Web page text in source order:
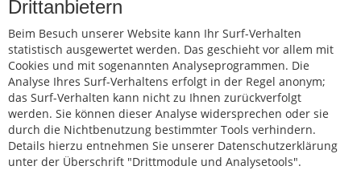
Drittanbietern
Beim Besuch unserer Website kann Ihr Surf-Verhalten
statistisch ausgewertet werden. Das geschieht vor allem mit
Cookies und mit sogenannten Analyseprogrammen. Die
Analyse Ihres Surf-Verhaltens erfolgt in der Regel anonym;
das Surf-Verhalten kann nicht zu Ihnen zurückverfolgt
werden. Sie können dieser Analyse widersprechen oder sie
durch die Nichtbenutzung bestimmter Tools verhindern.
Details hierzu entnehmen Sie unserer Datenschutzerklärung
unter der Überschrift "Drittmodule und Analysetools".